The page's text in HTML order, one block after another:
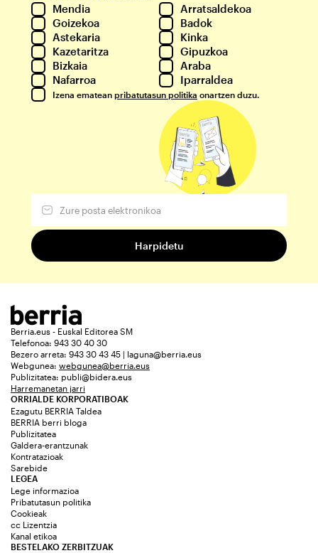
Mendia
Arratsaldekoa
Goizekoa
Badok
Astekaria
Kinka
Kazetaritza
Gipuzkoa
Bizkaia
Araba
Nafarroa
Iparraldea
Izena ematean pribatutasun politika onartzen duzu.
Berria.eus - Euskal Editorea SM
Telefonoa: 943 30 40 30
Bezero arreta: 943 30 43 45 | laguna@berria.eus
Webgunea: webgunea@berria.eus
Publizitatea: publi@bidera.eus
Harremanetan jarri
ORRIALDE KORPORATIBOAK
Ezagutu BERRIA Taldea
BERRIA berri bloga
Publizitatea
Galdera-erantzunak
Kontratazioak
Sarebide
LEGEA
Lege informazioa
Pribatutasun politika
Cookieak
cc Lizentzia
Kanal etikoa
BESTELAKO ZERBITZUAK